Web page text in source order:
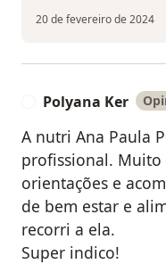
20 de fevereiro de 2024
Polyana Ker
A nutri Ana Paula
profissional. Muito
orientações e
de bem estar e
recorri a ela.
Super indico!